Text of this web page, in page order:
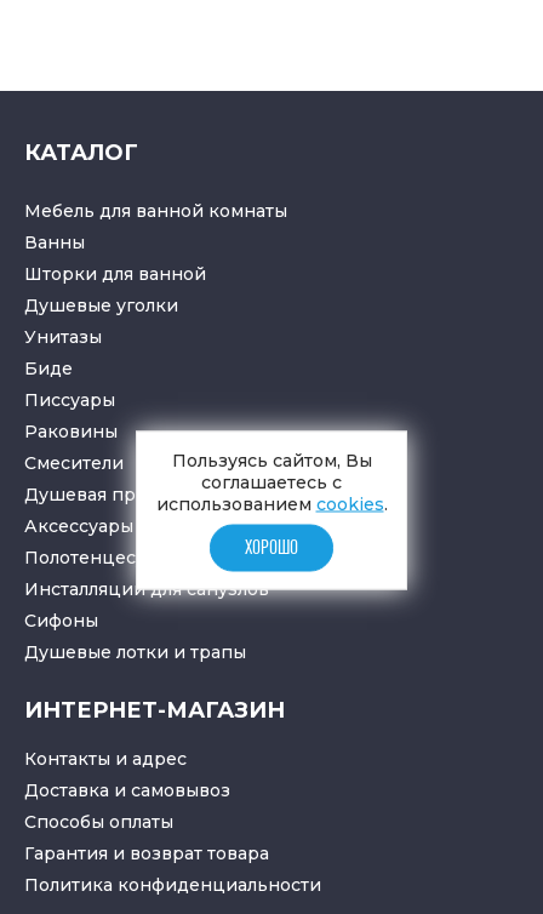
КАТАЛОГ
Мебель для ванной комнаты
Ванны
Шторки для ванной
Душевые уголки
Унитазы
Биде
Писсуары
Раковины
Смесители
Душевая программа
Аксессуары в ванную
Полотенцесушители
Инсталляции для санузлов
Cифоны
Душевые лотки и трапы
ИНТЕРНЕТ-МАГАЗИН
Контакты и адрес
Доставка и самовывоз
Способы оплаты
Гарантия и возврат товара
Политика конфиденциальности
Пользуясь сайтом, Вы
соглашаетесь с
использованием cookies.
ХОРОШО